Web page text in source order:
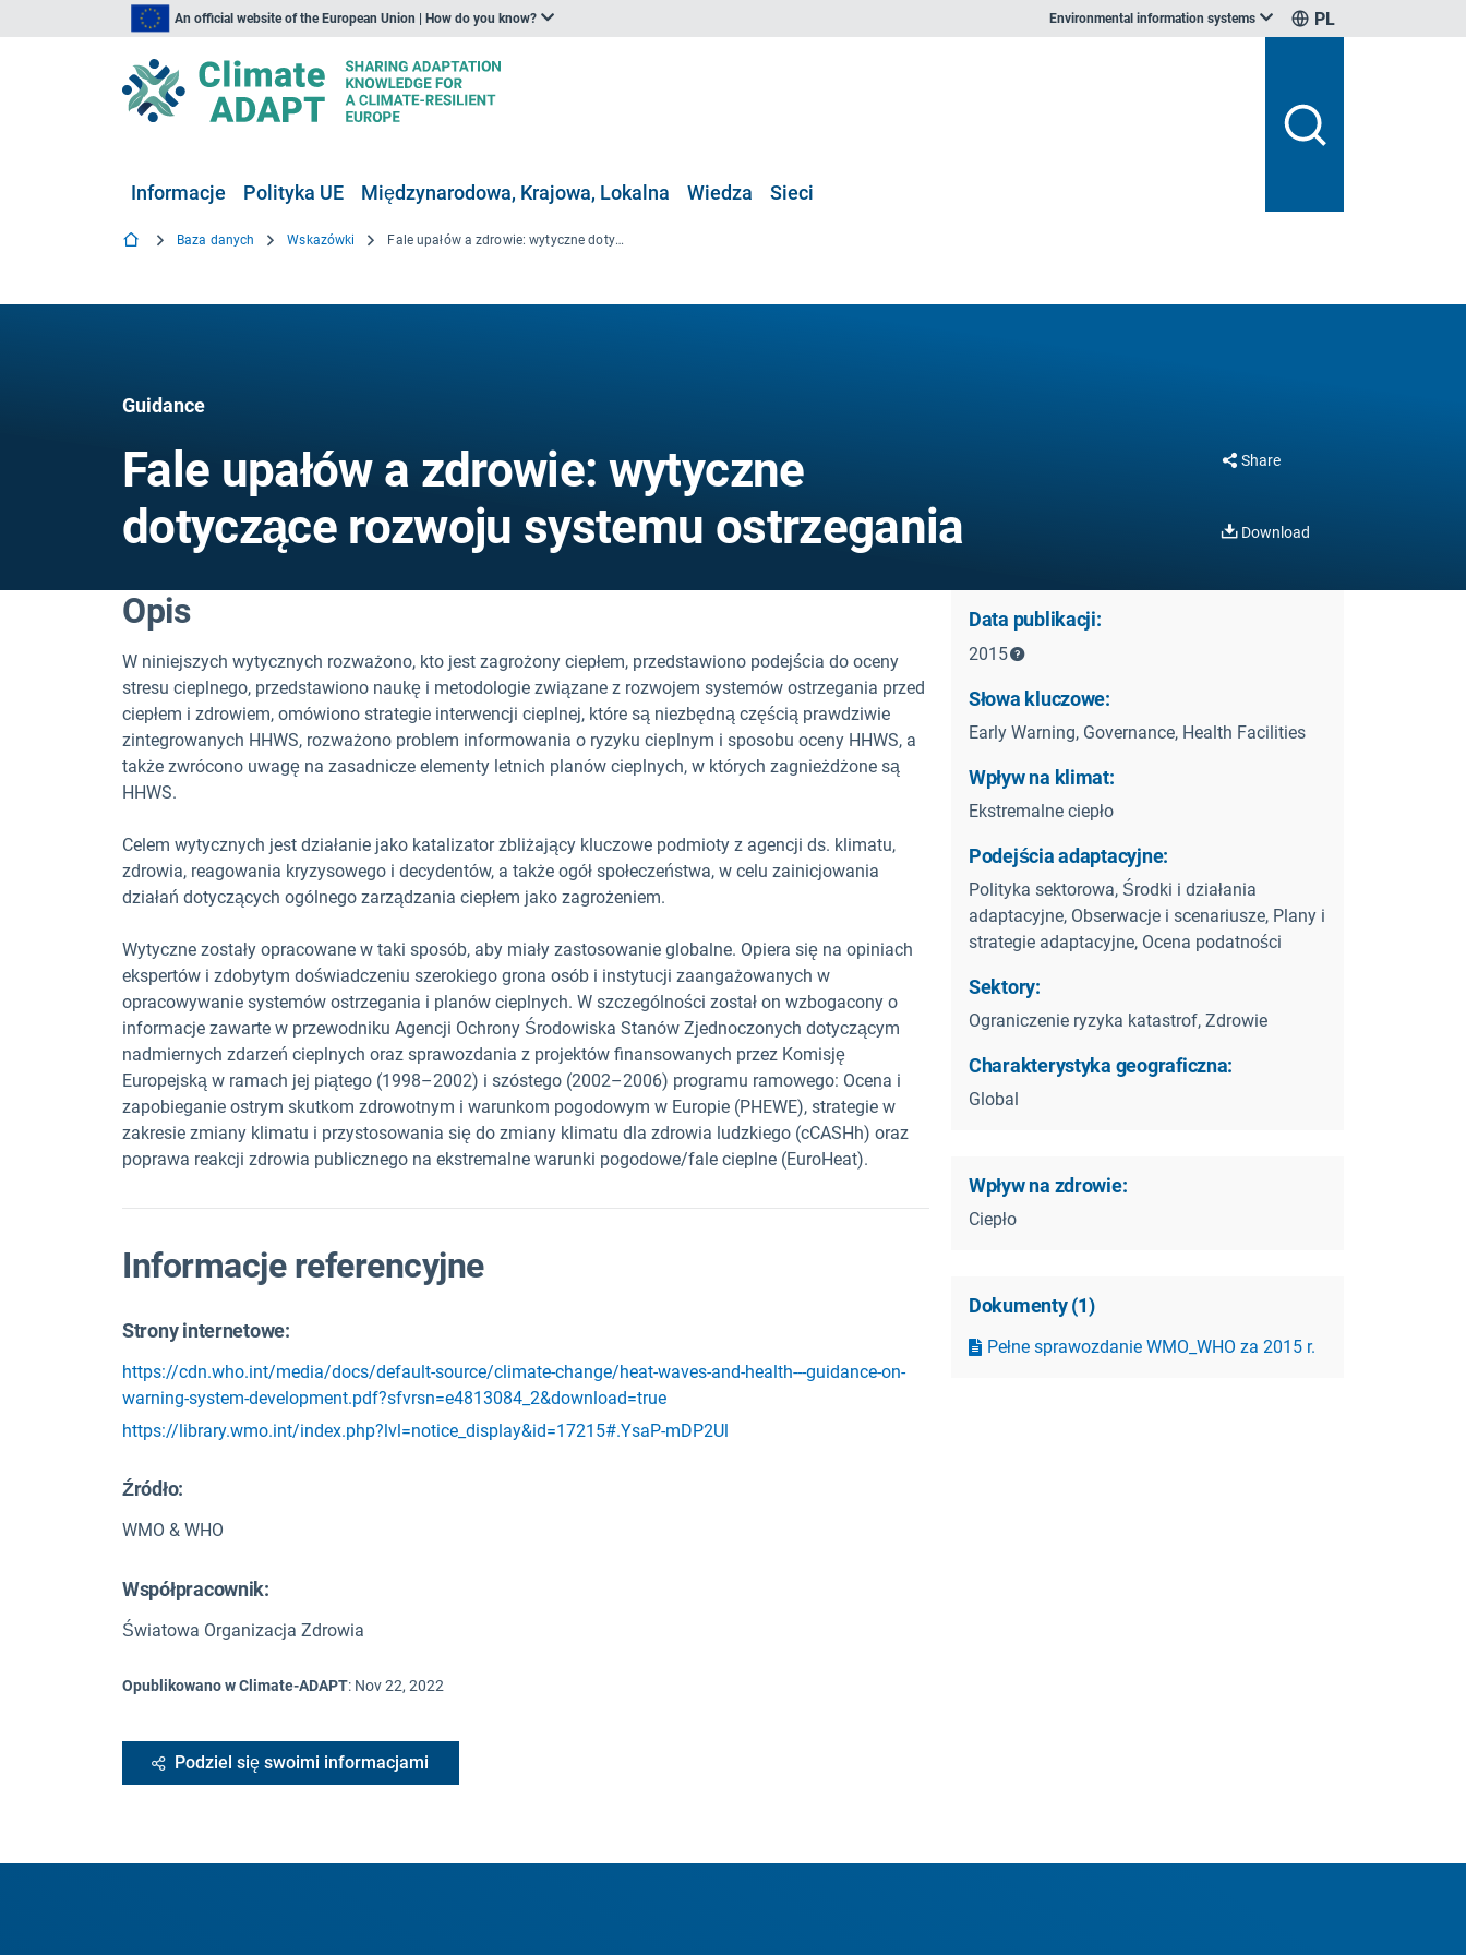
An official website of the European Union | How do you know? Environmental information systems PL
Informacje Polityka UE Międzynarodowa, Krajowa, Lokalna Wiedza Sieci
Baza danych Wskazówki Fale upałów a zdrowie: wytyczne dotyczące rozwoju systemu ostrzegania
Guidance
Fale upałów a zdrowie: wytyczne
dotyczące rozwoju systemu ostrzegania
Share
Download
Opis
W niniejszych wytycznych rozważono, kto jest zagrożony ciepłem, przedstawiono podejścia do oceny
stresu cieplnego, przedstawiono naukę i metodologie związane z rozwojem systemów ostrzegania przed
ciepłem i zdrowiem, omówiono strategie interwencji cieplnej, które są niezbędną częścią prawdziwie
zintegrowanych HHWS, rozważono problem informowania o ryzyku cieplnym i sposobu oceny HHWS, a
także zwrócono uwagę na zasadnicze elementy letnich planów cieplnych, w których zagnieżdżone są
HHWS.
Celem wytycznych jest działanie jako katalizator zbliżający kluczowe podmioty z agencji ds. klimatu,
zdrowia, reagowania kryzysowego i decydentów, a także ogół społeczeństwa, w celu zainicjowania
działań dotyczących ogólnego zarządzania ciepłem jako zagrożeniem.
Wytyczne zostały opracowane w taki sposób, aby miały zastosowanie globalne. Opiera się na opiniach
ekspertów i zdobytym doświadczeniu szerokiego grona osób i instytucji zaangażowanych w
opracowywanie systemów ostrzegania i planów cieplnych. W szczególności został on wzbogacony o
informacje zawarte w przewodniku Agencji Ochrony Środowiska Stanów Zjednoczonych dotyczącym
nadmiernych zdarzeń cieplnych oraz sprawozdania z projektów finansowanych przez Komisję
Europejską w ramach jej piątego (1998–2002) i szóstego (2002–2006) programu ramowego: Ocena i
zapobieganie ostrym skutkom zdrowotnym i warunkom pogodowym w Europie (PHEWE), strategie w
zakresie zmiany klimatu i przystosowania się do zmiany klimatu dla zdrowia ludzkiego (cCASHh) oraz
poprawa reakcji zdrowia publicznego na ekstremalne warunki pogodowe/fale cieplne (EuroHeat).
Informacje referencyjne
Strony internetowe:
https://cdn.who.int/media/docs/default-source/climate-change/heat-waves-and-health---guidance-on-
warning-system-development.pdf?sfvrsn=e4813084_2&download=true
https://library.wmo.int/index.php?lvl=notice_display&id=17215#.YsaP-mDP2Ul
Źródło:
WMO & WHO
Współpracownik:
Światowa Organizacja Zdrowia
Opublikowano w Climate-ADAPT: Nov 22, 2022
Podziel się swoimi informacjami
Data publikacji:
2015
Słowa kluczowe:
Early Warning, Governance, Health Facilities
Wpływ na klimat:
Ekstremalne ciepło
Podejścia adaptacyjne:
Polityka sektorowa, Środki i działania
adaptacyjne, Obserwacje i scenariusze, Plany i
strategie adaptacyjne, Ocena podatności
Sektory:
Ograniczenie ryzyka katastrof, Zdrowie
Charakterystyka geograficzna:
Global
Wpływ na zdrowie:
Ciepło
Dokumenty (1)
Pełne sprawozdanie WMO_WHO za 2015 r.